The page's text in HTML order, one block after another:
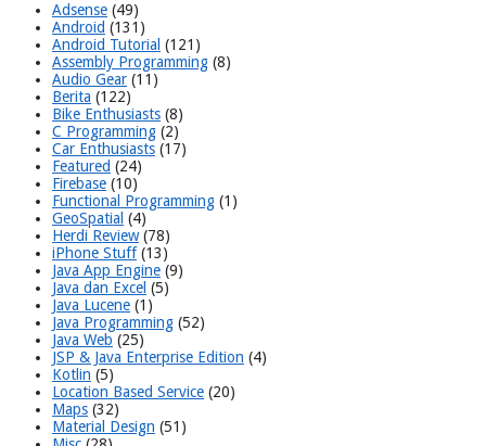
Adsense (49)
Android (131)
Android Tutorial (121)
Assembly Programming (8)
Audio Gear (11)
Berita (122)
Bike Enthusiasts (8)
C Programming (2)
Car Enthusiasts (17)
Featured (24)
Firebase (10)
Functional Programming (1)
GeoSpatial (4)
Herdi Review(78)
iPhone Stuff(13)
Java App Engine (9)
Java dan Excel (5)
Java Lucene (1)
Java Programming (52)
Java Web (25)
JSP & Java Enterprise Edition (4)
Kotlin (5)
Location Based Service (20)
Maps (32)
Material Design (51)